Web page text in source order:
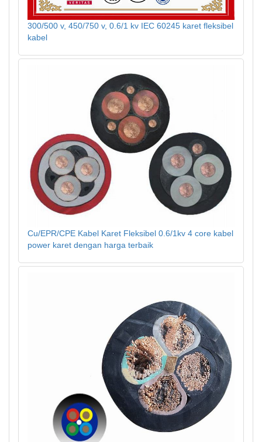
300/500 v, 450/750 v, 0.6/1 kv IEC 60245 karet fleksibel
kabel
Cu/EPR/CPE Kabel Karet Fleksibel 0.6/1kv 4 core kabel
power karet dengan harga terbaik